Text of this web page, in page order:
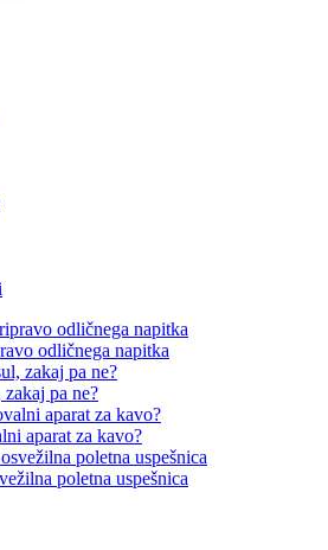
odličnega napitka
pa ne?
aparat za kavo?
poletna uspešnica